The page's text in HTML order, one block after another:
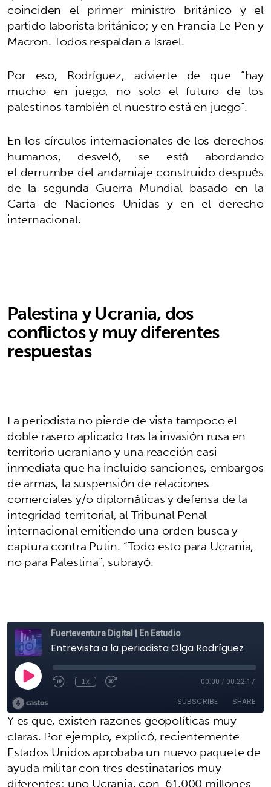
coinciden el primer ministro británico y el
partido laborista británico; y en Francia Le Pen y
Macron. Todos respaldan a Israel.
Por eso, Rodríguez, advierte de que “hay
mucho en juego, no solo el futuro de los
palestinos también el nuestro está en juego”.
En los círculos internacionales de los derechos
humanos, desveló, se está abordando
el derrumbe del andamiaje construido después
de la segunda Guerra Mundial basado en la
Carta de Naciones Unidas y en el derecho
internacional.
Palestina y Ucrania, dos
conflictos y muy diferentes
respuestas
La periodista no pierde de vista tampoco el
doble rasero aplicado tras la invasión rusa en
territorio ucraniano y una reacción casi
inmediata que ha incluido sanciones, embargos
de armas, la suspensión de relaciones
comerciales y/o diplomáticas y defensa de la
integridad territorial, al Tribunal Penal
internacional emitiendo una orden busca y
captura contra Putin. “Todo esto para Ucrania,
no para Palestina”, subrayó.
Y es que, existen razones geopolíticas muy
claras. Por ejemplo, explicó, recientemente
Estados Unidos aprobaba un nuevo paquete de
ayuda militar con tres destinatarios muy